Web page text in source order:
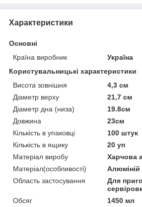
Характеристики
Основні
Країна виробник
Україна
Користувальницькі характеристики
Висота зовнішня
4,3 см
Діаметр верху
21,7 см
Діаметр дна (низа)
19.8см
Довжина
23см
Кількість в упаковці
100 штук
Кількість в ящику
20 уп
Матеріал виробу
Харчова
Матеріал(особливості)
Область застосування
Для
Обсяг
1450 мл